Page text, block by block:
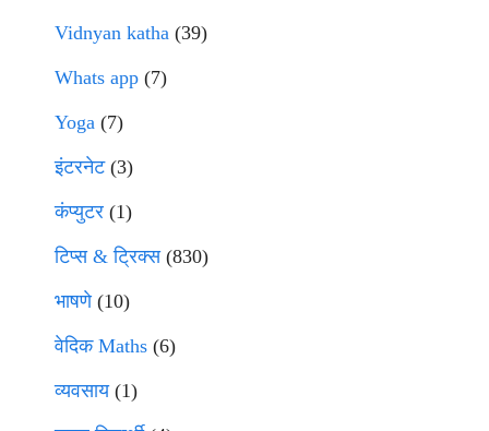
Vidnyan katha (39)
Whats app (7)
Yoga (7)
इंटरनेट(3)
कंप्युटर (1)
टिप्स & ट्रिक्स(830)
भाषणे(10)
वेदिक Maths (6)
व्यवसाय(1)